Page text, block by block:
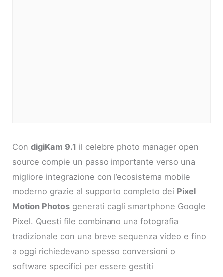
CondigiKam 9.1 il celebre photo manager open
source compie un passo importante verso una
migliore integrazione con l’ecosistema mobile
moderno grazie al supporto completo dei Pixel
Motion Photos generati dagli smartphone Google
Pixel. Questi file combinano una fotografia
tradizionale con una breve sequenza video e fino
a oggi richiedevano spesso conversioni o
software specifici per essere gestiti